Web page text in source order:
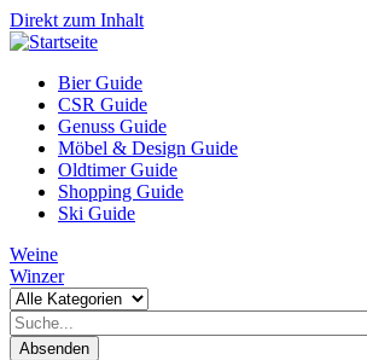
Direkt zum Inhalt
Bier Guide
CSR Guide
Genuss Guide
Möbel & Design Guide
Oldtimer Guide
Shopping Guide
Ski Guide
Weine
Winzer
Absenden